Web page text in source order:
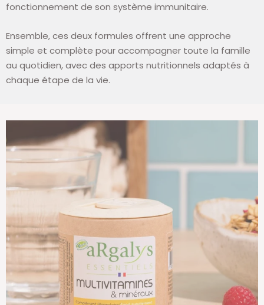
fonctionnement de son système immunitaire.
Ensemble, ces deux formules offrent une approche
simple et complète pour accompagner toute la famille
au quotidien, avec des apports nutritionnels adaptés à
chaque étape de la vie.